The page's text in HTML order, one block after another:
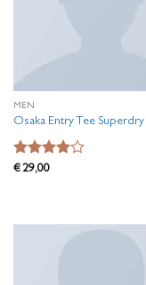
MEN
Osaka Entry Tee Superdry
Waardering
€29,00